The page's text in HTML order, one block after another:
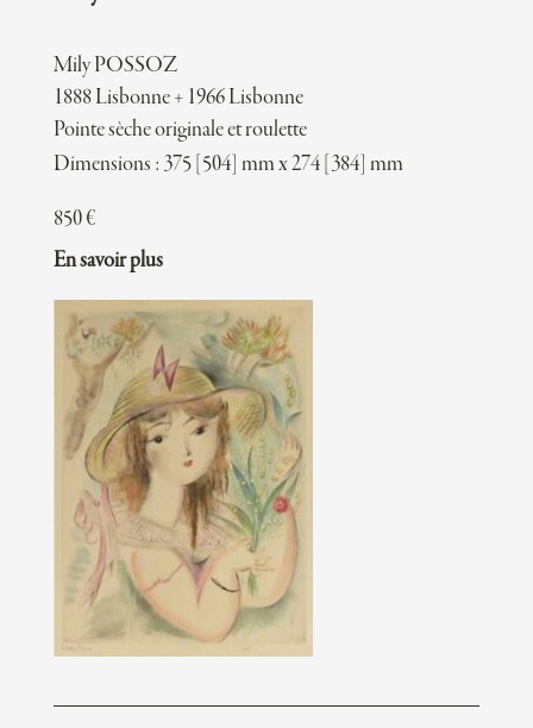
Mily POSSOZ
1888 Lisbonne + 1966 Lisbonne
Pointe sèche originale et roulette
Dimensions : 375 [504] mm x 274 [384] mm
850€
En savoir plus